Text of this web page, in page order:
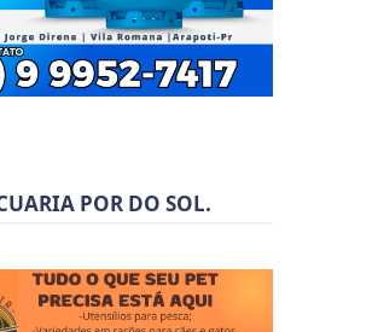
POR DO SOL.